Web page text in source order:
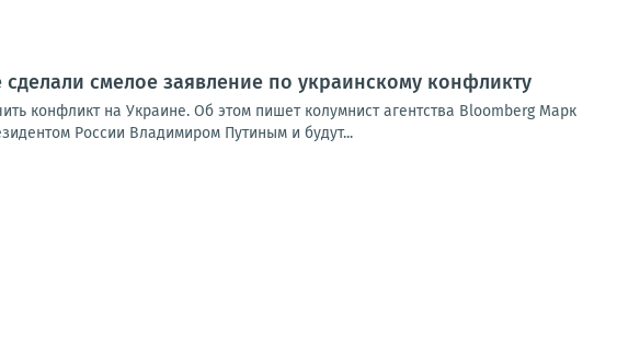
смелое заявление по украинскому конфликту
конфликт на Украине. Об этом пишет колумнист агентства Bloomberg Марк
России Владимиром Путиным и будут...